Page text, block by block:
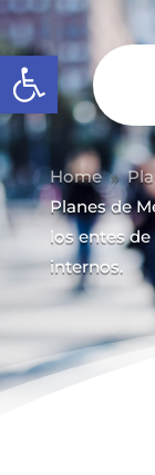
Abrir barra de
Home 9
Planes de
los entes
internos.